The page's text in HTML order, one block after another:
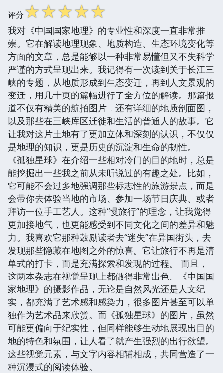
评分☆☆☆☆☆
我对《中国国家地理》的专业性和深度一直非常推
崇。它在解读地理现象、地质构造、生态环境变化等
方面的文章，总是能够以一种非常易懂但又不失科学
严谨的方式呈现出来。我记得有一次读到关于长江三
峡的专题，从地质形成到生态变迁，再到人文景观的
变迁，用几十页的篇幅进行了全方位的解读。那篇报
道不仅有精美的航拍图片，还有详细的地质剖面图，
以及那些在三峡库区迁徙和生活的普通人的故事。它
让我对这片土地有了更加立体和深刻的认识，不仅仅
是地理的知识，更是历史的沉淀和生命的韧性。
《孤独星球》在介绍一些相对冷门的目的地时，总是
能挖掘出一些我之前从未听说过的有趣之处。比如，
它可能不会过多地强调那些标志性的旅游景点，而是
会带你去体验当地的市场、参加一场节日庆典、或者
拜访一位手工艺人。这种“慢旅行”的理念，让我觉得
更加接地气，也更能感受到不同文化之间的差异和魅
力。我喜欢它那种鼓励读者去“迷失”在异国街头，去
发现那些隐藏在地图之外的惊喜。它让旅行不再是清
单式的打卡，而是充满探索和发现的过程。 而且，
这两本杂志在视觉呈现上都做得非常出色。《中国国
家地理》的摄影作品，无论是自然风光还是人文纪
实，都充满了艺术感和感染力，很多图片甚至可以单
独作为艺术品来欣赏。而《孤独星球》的图片，虽然
可能更偏向于纪实性，但同样能够生动地展现出目的
地的特色和氛围，让人看了就产生强烈的出行欲望。
这些视觉元素，与文字内容相辅相成，共同营造了一
种沉浸式的阅读体验。